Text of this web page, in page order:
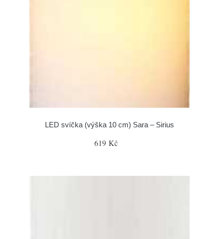
LED svíčka (výška 10 cm) Sara – Sirius
619 Kč